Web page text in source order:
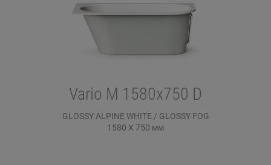
Vario M 1580x750 D
GLOSSY ALPINE WHITE / GLOSSY FOG
1580 X 750 мм